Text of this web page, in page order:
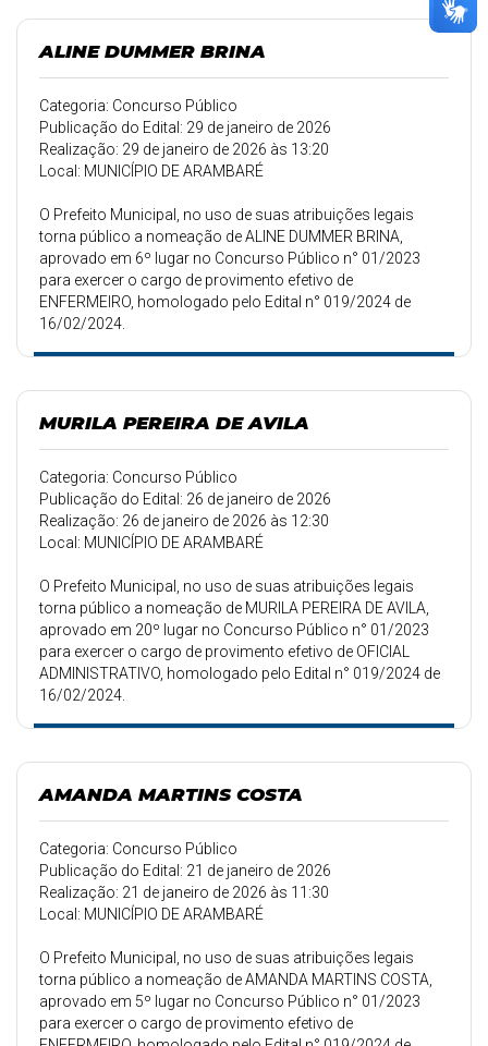
ALINE DUMMER BRINA
Categoria: Concurso Público
Publicação do Edital: 29 de janeiro de 2026
Realização: 29 de janeiro de 2026 às 13:20
Local: MUNICÍPIO DE ARAMBARÉ
O Prefeito Municipal, no uso de suas atribuições legais
torna público a nomeação de ALINE DUMMER BRINA,
aprovado em 6º lugar no Concurso Público n° 01/2023
para exercer o cargo de provimento efetivo de
ENFERMEIRO, homologado pelo Edital n° 019/2024 de
16/02/2024.
MURILA PEREIRA DE AVILA
Categoria: Concurso Público
Publicação do Edital: 26 de janeiro de 2026
Realização: 26 de janeiro de 2026 às 12:30
Local: MUNICÍPIO DE ARAMBARÉ
O Prefeito Municipal, no uso de suas atribuições legais
torna público a nomeação de MURILA PEREIRA DE AVILA,
aprovado em 20º lugar no Concurso Público n° 01/2023
para exercer o cargo de provimento efetivo de OFICIAL
ADMINISTRATIVO, homologado pelo Edital n° 019/2024 de
16/02/2024.
AMANDA MARTINS COSTA
Categoria: Concurso Público
Publicação do Edital: 21 de janeiro de 2026
Realização: 21 de janeiro de 2026 às 11:30
Local: MUNICÍPIO DE ARAMBARÉ
O Prefeito Municipal, no uso de suas atribuições legais
torna público a nomeação de AMANDA MARTINS COSTA,
aprovado em 5º lugar no Concurso Público n° 01/2023
para exercer o cargo de provimento efetivo de